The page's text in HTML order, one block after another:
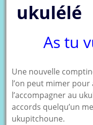
ukulélé
As tu
Une nouvelle
l’on peut mimer
l’accompagner au
accords quelqu’un
ukupitchoune.